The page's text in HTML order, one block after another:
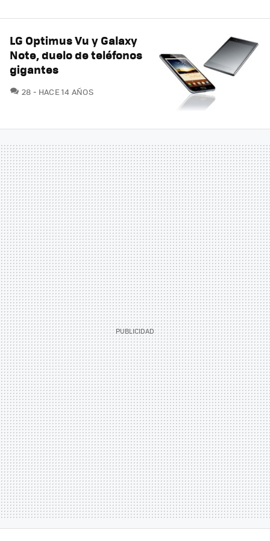
LG Optimus Vu y Galaxy
Note, duelo de teléfonos
gigantes
28 COMENTARIOS
HACE 14 AÑOS